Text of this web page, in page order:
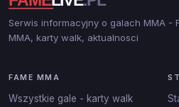
Serwis informacyjny o galach MMA -
MMA, karty walk, aktualnosci
FAME MMA
Wszystkie gale - karty walk